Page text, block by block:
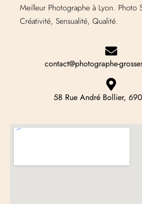
Meilleur Photographe à Lyon. Photo
Créativité, Sensualité, Qualité.
contact@photographe-
58 Rue André Bollier,